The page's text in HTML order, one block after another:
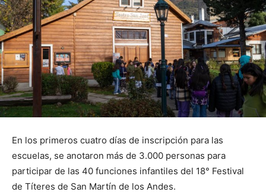
En los primeros cuatro días de inscripción para las
escuelas, se anotaron más de 3.000 personas para
participar de las 40 funciones infantiles del 18° Festival
de Títeres de San Martín de los Andes.